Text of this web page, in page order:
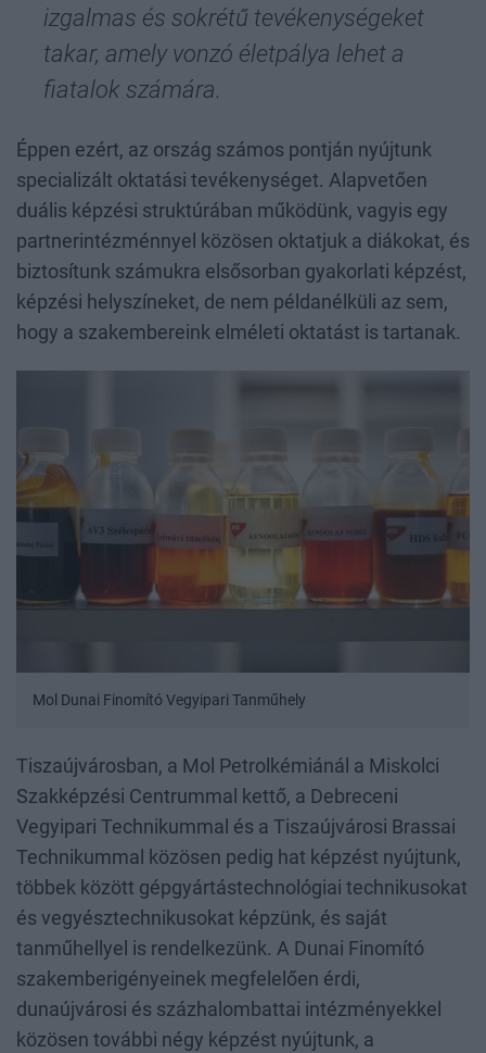
izgalmas és sokrétű tevékenységeket
takar, amely vonzó életpálya lehet a
fiatalok számára.
Éppen ezért, az ország számos pontján nyújtunk
specializált oktatási tevékenységet. Alapvetően
duális képzési struktúrában működünk, vagyis egy
partnerintézménnyel közösen oktatjuk a diákokat, és
biztosítunk számukra elsősorban gyakorlati képzést,
képzési helyszíneket, de nem példanélküli az sem,
hogy a szakembereink elméleti oktatást is tartanak.
Mol Dunai Finomító Vegyipari Tanműhely
Tiszaújvárosban, a Mol Petrolkémiánál a Miskolci
Szakképzési Centrummal kettő, a Debreceni
Vegyipari Technikummal és a Tiszaújvárosi Brassai
Technikummal közösen pedig hat képzést nyújtunk,
többek között gépgyártástechnológiai technikusokat
és vegyésztechnikusokat képzünk, és saját
tanműhellyel is rendelkezünk. A Dunai Finomító
szakemberigényeinek megfelelően érdi,
dunaújvárosi és százhalombattai intézményekkel
közösen további négy képzést nyújtunk, a